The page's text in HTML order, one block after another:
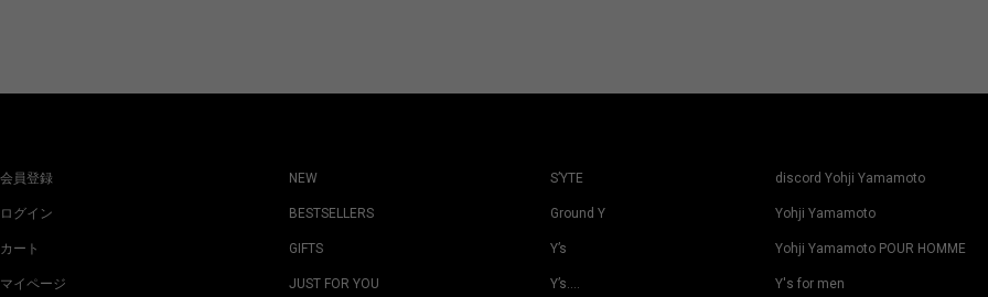
会員登録
ログイン
カート
マイページ
NEW
BESTSELLERS
GIFTS
JUST FOR YOU
S’YTE
Ground Y
Y’s
Y’s….
discord Yohji Yamamoto
Yohji Yamamoto
Yohji Yamamoto POUR HOMME
Y's for men